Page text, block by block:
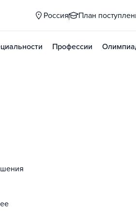
Россия План
Профессии